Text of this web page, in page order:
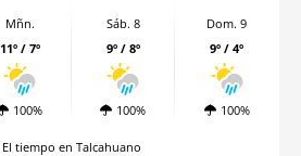
Mñn.
11º / 7º
100%
Sáb. 8
9º / 8º
100%
Dom. 9
9º / 4º
100%
El tiempo en Talcahuano